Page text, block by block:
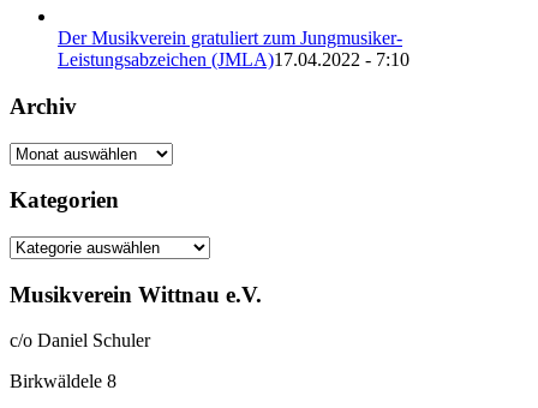
Der Musikverein gratuliert zum Jungmusiker-
Leistungsabzeichen (JMLA)17.04.2022 - 7:10
Archiv
Archiv
Kategorien
Kategorien
Musikverein Wittnau e.V.
c/o Daniel Schuler
Birkwäldele 8